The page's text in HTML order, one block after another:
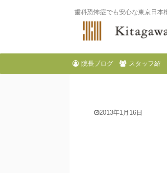
歯科恐怖症でも安心な東京日本
院長ブログ スタッフ紹
2013年1月16日